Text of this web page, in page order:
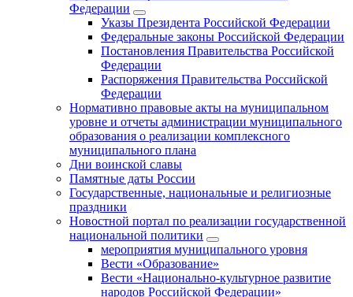
Федерации
Указы Президента Российской Федерации
Федеральные законы Российской Федерации
Постановления Правительства Российской
Федерации
Распоряжения Правительства Российской
Федерации
Нормативно правовые акты на муниципальном
уровне и отчеты администрации муниципального
образования о реализации комплексного
муниципального плана
Дни воинской славы
Памятные даты России
Государственные, национальные и религиозные
праздники
Новостной портал по реализации государственной
национальной политики
мероприятия муниципального уровня
Вести «Образование»
Вести «Национально-культурное развитие
народов Российской Федерации»